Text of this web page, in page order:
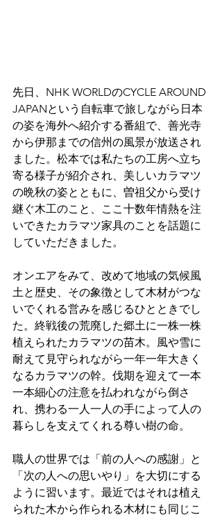
先日、NHK WORLDのCYCLE AROUND
JAPANという自転車で旅しながら日本
の姿を海外へ紹介する番組で、善光寺
から伊那までの信州の風景が放送され
ました。松本では私たちの工房へ立ち
寄る様子が紹介され、美しいカラマツ
の晩秋の姿とともに、曽祖父から受け
継ぐ木工のこと、ここ十数年情熱を注
いできたカラマツ家具のことを話題に
していただきました。
オンエアをみて、改めて地域の気候風
土と歴史、その象徴として木材がつな
いでくれる営みを感じるひとときでし
た。終戦後の荒廃した郷土に一株一株
植えられたカラマツの苗木。風や雪に
耐えて見守られながら一年一年大きく
なるカラマツの幹。伐期を迎えて一本
一本細心の注意を払われながら倒さ
れ、携わる一人一人の手によって人の
暮らしを支えてくれる尊い樹の命。
職人の世界では「前の人への感謝」と
「次の人への思いやり」を大切にする
ように習います。最近ではそれは植え
られた木から作られる木材にも同じこ